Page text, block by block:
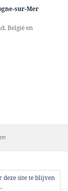
sur-Mer
België en
deze site te blijven